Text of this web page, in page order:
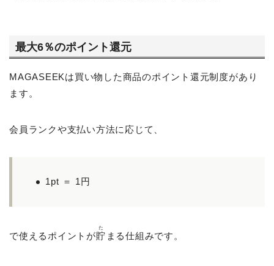
最大6％のポイント還元
MAGASEEKは買い物した商品のポイント還元制度があり
ます。
会員ランクや支払い方法に応じて、
1pt ＝ 1円
で使えるポイントが貯
た
まる仕組みです。